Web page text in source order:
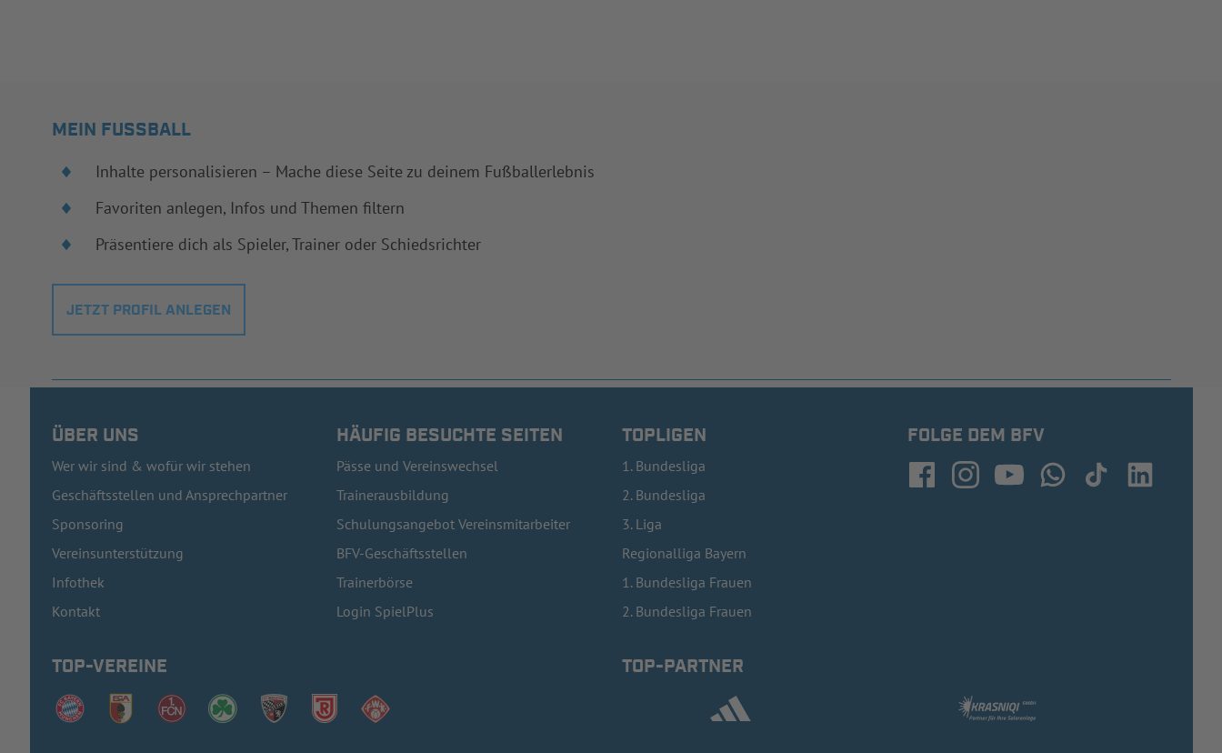
MEIN FUSSBALL
Inhalte personalisieren – Mache diese Seite zu deinem Fußballerlebnis
Favoriten anlegen, Infos und Themen filtern
Präsentiere dich als Spieler, Trainer oder Schiedsrichter
JETZT PROFIL ANLEGEN
ÜBER UNS
Wer wir sind & wofür wir stehen
Geschäftsstellen und Ansprechpartner
Sponsoring
Vereinsunterstützung
Infothek
Kontakt
HÄUFIG BESUCHTE SEITEN
Pässe und Vereinswechsel
Trainerausbildung
Schulungsangebot Vereinsmitarbeiter
BFV-Geschäftsstellen
Trainerbörse
Login SpielPlus
TOPLIGEN
1. Bundesliga
2. Bundesliga
3. Liga
Regionalliga Bayern
1. Bundesliga Frauen
2. Bundesliga Frauen
FOLGE DEM BFV
TOP-VEREINE TOP-PARTNER